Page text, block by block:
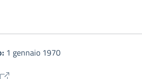
1 gennaio 1970
apre in una nuova finestra)